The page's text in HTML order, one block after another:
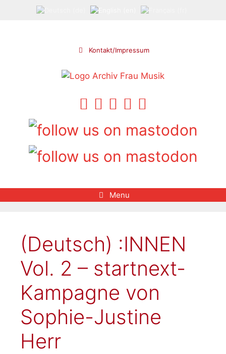
Kontakt/Impressum
Menu
(Deutsch) :INNEN
Vol. 2 – startnext-
Kampagne von
Sophie-Justine
Herr